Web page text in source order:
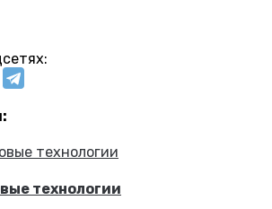
технологии